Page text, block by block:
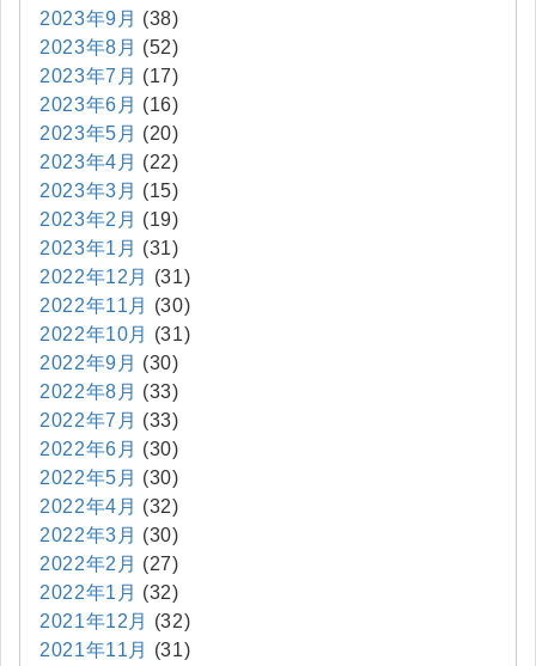
2023年9月 (38)
2023年8月 (52)
2023年7月 (17)
2023年6月 (16)
2023年5月 (20)
2023年4月 (22)
2023年3月 (15)
2023年2月 (19)
2023年1月 (31)
2022年12月
(31)
2022年11月
(30)
2022年10月
(31)
2022年9月 (30)
2022年8月 (33)
2022年7月 (33)
2022年6月 (30)
2022年5月 (30)
2022年4月 (32)
2022年3月 (30)
2022年2月 (27)
2022年1月 (32)
2021年12月
(32)
2021年11月
(31)